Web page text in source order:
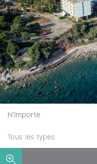
N'importe
Tous les types